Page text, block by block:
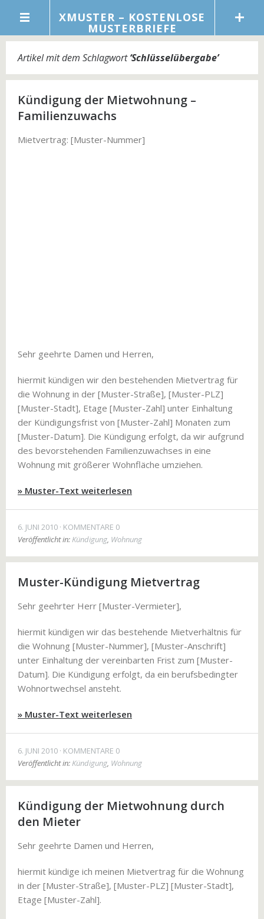
XMUSTER – KOSTENLOSE
MUSTERBRIEFE
Artikel mit dem Schlagwort‘Schlüsselübergabe’
Kündigung der Mietwohnung –
Familienzuwachs
Mietvertrag: [Muster-Nummer]
Sehr geehrte Damen und Herren,
hiermit kündigen wir den bestehenden Mietvertrag für
die Wohnung in der [Muster-Straße], [Muster-PLZ]
[Muster-Stadt], Etage [Muster-Zahl] unter Einhaltung
der Kündigungsfrist von [Muster-Zahl] Monaten zum
[Muster-Datum]. Die Kündigung erfolgt, da wir aufgrund
des bevorstehenden Familienzuwachses in eine
Wohnung mit größerer Wohnfläche umziehen.
» Muster-Text weiterlesen
6. JUNI 2010 KOMMENTARE 0
Veröffentlicht in:Kündigung, Wohnung
Muster-Kündigung Mietvertrag
Sehr geehrter Herr [Muster-Vermieter],
hiermit kündigen wir das bestehende Mietverhältnis für
die Wohnung [Muster-Nummer], [Muster-Anschrift]
unter Einhaltung der vereinbarten Frist zum [Muster-
Datum]. Die Kündigung erfolgt, da ein berufsbedingter
Wohnortwechsel ansteht.
» Muster-Text weiterlesen
6. JUNI 2010 KOMMENTARE 0
Veröffentlicht in:Kündigung, Wohnung
Kündigung der Mietwohnung durch
den Mieter
Sehr geehrte Damen und Herren,
hiermit kündige ich meinen Mietvertrag für die Wohnung
in der [Muster-Straße], [Muster-PLZ] [Muster-Stadt],
Etage [Muster-Zahl].